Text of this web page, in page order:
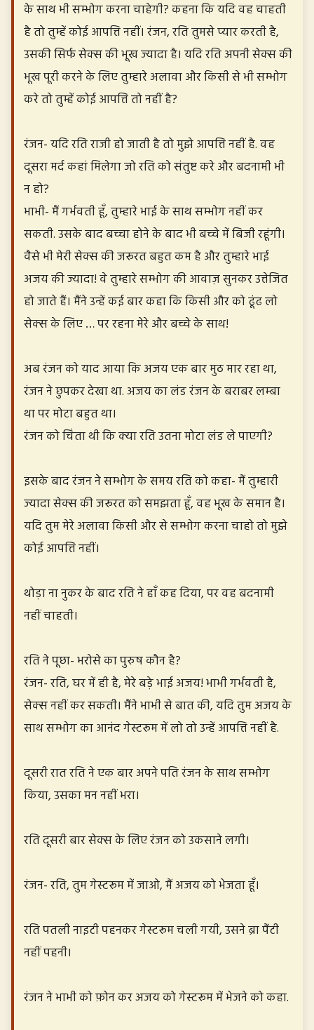
के साथ भी सम्भोग करना चाहेगी? कहना कि यदि वह चाहती
है तो तुम्हें कोई आपत्ति नहीं। रंजन, रति तुमसे प्यार करती है,
उसकी सिर्फ सेक्स की भूख ज्यादा है। यदि रति अपनी सेक्स की
भूख पूरी करने के लिए तुम्हारे अलावा और किसी से भी सम्भोग
करे तो तुम्हें कोई आपत्ति तो नहीं है?
रंजन- यदि रति राजी हो जाती है तो मुझे आपत्ति नहीं है. वह
दूसरा मर्द कहां मिलेगा जो रति को संतुष्ट करे और बदनामी भी
न हो?
भाभी- मैं गर्भवती हूँ, तुम्हारे भाई के साथ सम्भोग नहीं कर
सकती. उसके बाद बच्चा होने के बाद भी बच्चे में बिजी रहूंगी।
वैसे भी मेरी सेक्स की जरूरत बहुत कम है और तुम्हारे भाई
अजय की ज्यादा! वे तुम्हारे सम्भोग की आवाज़ सुनकर उत्तेजित
हो जाते हैं। मैंने उन्हें कई बार कहा कि किसी और को ढूंढ लो
सेक्स के लिए … पर रहना मेरे और बच्चे के साथ!
अब रंजन को याद आया कि अजय एक बार मुठ मार रहा था,
रंजन ने छुपकर देखा था. अजय का लंड रंजन के बराबर लम्बा
था पर मोटा बहुत था।
रंजन को चिंता थी कि क्या रति उतना मोटा लंड ले पाएगी?
इसके बाद रंजन ने सम्भोग के समय रति को कहा- मैं तुम्हारी
ज्यादा सेक्स की जरूरत को समझता हूँ, वह भूख के समान है।
यदि तुम मेरे अलावा किसी और से सम्भोग करना चाहो तो मुझे
कोई आपत्ति नहीं।
थोड़ा ना नुकर के बाद रति ने हाँ कह दिया, पर वह बदनामी
नहीं चाहती।
रति ने पूछा- भरोसे का पुरुष कौन है?
रंजन- रति, घर में ही है, मेरे बड़े भाई अजय! भाभी गर्भवती है,
सेक्स नहीं कर सकती। मैंने भाभी से बात की, यदि तुम अजय के
साथ सम्भोग का आनंद गेस्टरूम में लो तो उन्हें आपत्ति नहीं है.
दूसरी रात रति ने एक बार अपने पति रंजन के साथ सम्भोग
किया, उसका मन नहीं भरा।
रति दूसरी बार सेक्स के लिए रंजन को उकसाने लगी।
रंजन- रति, तुम गेस्टरूम में जाओ, मैं अजय को भेजता हूँ।
रति पतली नाइटी पहनकर गेस्टरूम चली गयी, उसने ब्रा पैंटी
नहीं पहनी।
रंजन ने भाभी को फ़ोन कर अजय को गेस्टरूम में भेजने को कहा.